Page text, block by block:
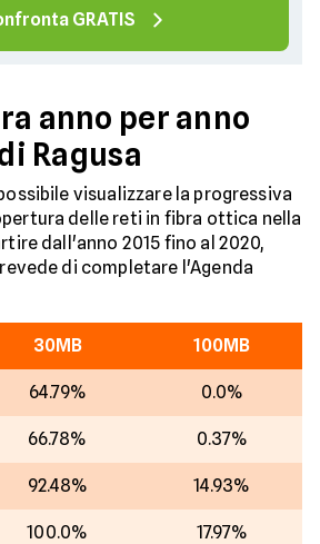
GRATIS
anno per anno
Ragusa
visualizzare la progressiva
delle reti in fibra ottica nella
dall'anno 2015 fino al 2020,
di completare l'Agenda
30MB 100MB
64.79% 0.0%
66.78% 0.37%
92.48% 14.93%
100.0% 17.97%